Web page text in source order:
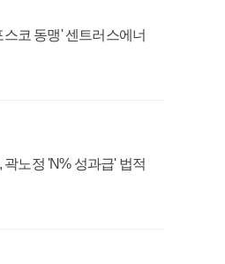
코 동맹' 센트러스에너
노정 'N% 성과급' 법적